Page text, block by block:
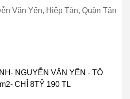
Văn Yến, Hiệp Tân, Quận Tân
NGUYỄN VĂN YẾN - TÔ
CHỈ 8TỶ 190 TL